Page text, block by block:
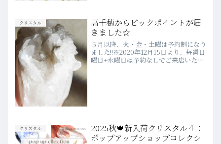
た。あんこのはみ出た餃子か、もはやオ
ープンサンドイッチのような...
クリスタル
高千穂からビックポイントが届
きました☆
５月以降、火・金・土曜は予約制になり
ました!!※2020年12月15日より、毎週日
曜日+水曜日は予約なしでご来店いただ
クリスタル
2025秋🍁新入荷クリスタル４：
ポップアップショップコレクシ